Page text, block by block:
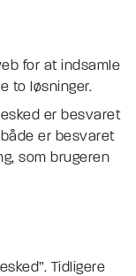
for at indsamle
to løsninger.
er besvaret
er besvaret
som brugeren
Tidligere